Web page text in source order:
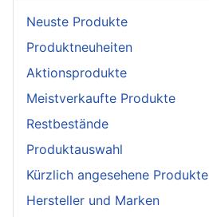
Neuste Produkte
Produktneuheiten
Aktionsprodukte
Meistverkaufte Produkte
Restbestände
Produktauswahl
Kürzlich angesehene Produkte
Hersteller und Marken